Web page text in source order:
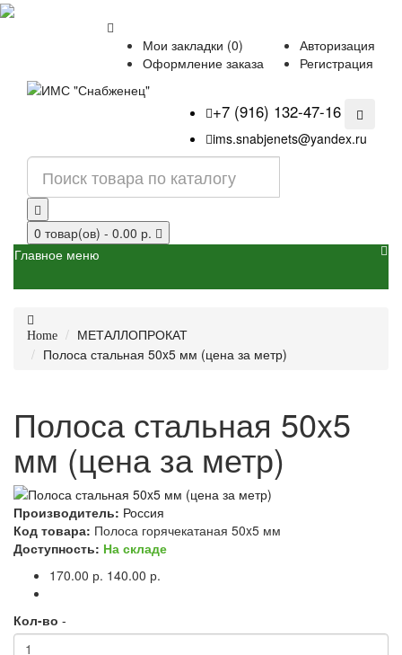
Авторизация
Регистрация
Мои закладки (0)
Оформление заказа
+7 (916) 132-47-16
ims.snabjenets@yandex.ru
0 товар(ов) - 0.00 р.
Главное меню
Home
МЕТАЛЛОПРОКАТ
Полоса стальная 50x5 мм (цена за метр)
Полоса стальная 50x5
мм (цена за метр)
Производитель: Россия
Код товара: Полоса горячекатаная 50x5 мм
Доступность: На складе
170.00 р. 140.00 р.
Кол-во -